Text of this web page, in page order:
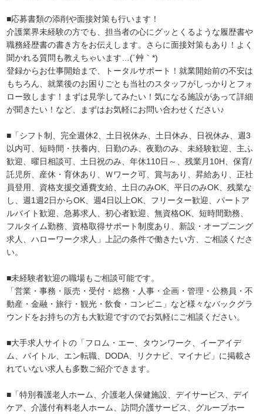
■応募書類の添削や面接対策も行います！
介護業界未経験の方でも、担当者の心にグッとくるような履歴書や
職務経歴書の書き方をお伝えします。さらに面接対策もあり！よく
聞かれる質問も教えちゃいます…(´艸｀*)
登録からお仕事開始まで、トータルサポート！就業開始前の不安は
もちろん、就業後のお困りごとも当社のスタッフがしっかりとフォ
ロー致します！まずは見学してみたい！気になる施設があって詳細
が聞きたい！など、まずはお気軽にお問い合わせください♪
■「シフト制、完全週休2、土日祝休み、土日休み、日祝休み、週3
以内可、短時間・扶養内、日勤のみ、夜勤のみ、未経験歓迎、主ふ
歓迎、曜日相談可、土日祝のみ、年休110日～、残業月10H、保育/
託児所、産休・育休あり、Ｗワーク可、賞与あり、昇給あり、正社
員登用、資格支援交通費支給、土日のみOK、平日のみOK、残業な
し、週1週2日からOK、週4日以上OK、フリーター歓迎、パートア
ルバイト歓迎、急募求人、初心者歓迎、無資格OK、短時間勤務、
フルタイム勤務、資格取得サポート制度あり、新設・オープニング
求人、ハローワーク求人」上記の条件で働きたい方、ご相談くださ
い。
■未経験者歓迎の職場もご相談可能です。
「営業・事務・販売・受付・総務・人事・企画・管理・公務員・不
動産・金融・旅行・観光・飲食・コンビニ」など様々なバックグラ
ウンドをお持ちの方も大歓迎ですのでお気軽にご相談ください。
■大手求人サイトの「フロム・エー、タウンワーク、イーアイデ
ム、バイトル、エン転職、DODA、リクナビ、マイナビ」に掲載さ
れていない求人も多数ご紹介できます。
■「特別養護老人ホーム、介護老人保健施設、デイサービス、デイ
ケア、介護付有料老人ホーム、訪問介護サービス、グループホー